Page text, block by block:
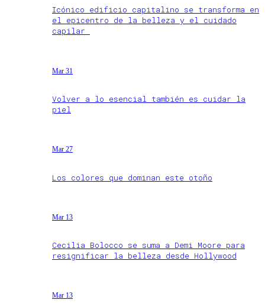
Icónico edificio capitalino se transforma en
el epicentro de la belleza y el cuidado
capilar
Mar 31
Volver a lo esencial también es cuidar la
piel
Mar 27
Los colores que dominan este otoño
Mar 13
Cecilia Bolocco se suma a Demi Moore para
resignificar la belleza desde Hollywood
Mar 13